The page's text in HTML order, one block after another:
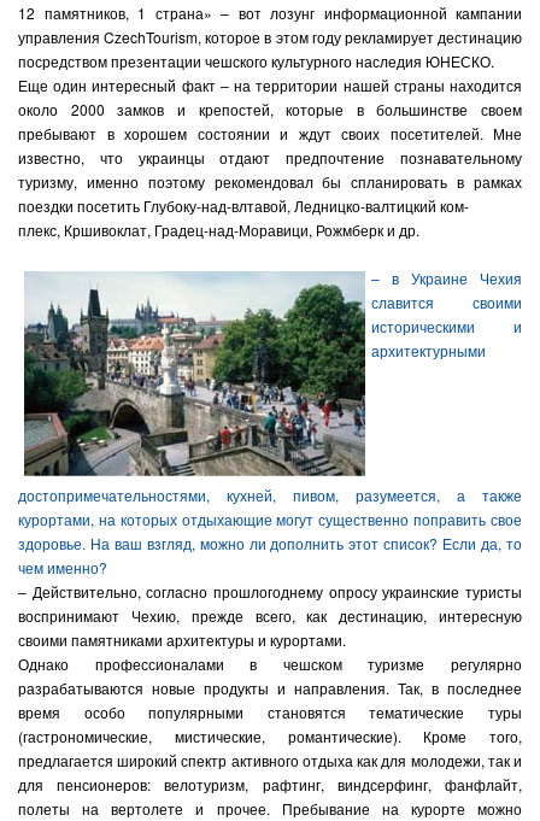
12 памятников, 1 страна» – вот лозунг информационной кампании
управленияCzechTourism, которое в этом году рекламирует дестинацию
посредством презентации чешского культурного наследия ЮНЕСКО.
Еще один интересный факт – на территории нашей страны находится
около 2000 замков и крепостей, которые в большинстве своем
пребывают в хорошем состоянии и ждут своих посетителей. Мне
известно, что украинцы отдают предпочтение познавательному
туризму, именно поэтому рекомендовал бы спланировать в рамках
поездки посетить Глубоку-над-влтавой, Ледницко-валтицкий ком-
плекс, Кршивоклат, Градец-над-Моравици, Рожмберк и др.
– в Украине Чехия
славится своими
историческими и
архитектурными
достопримечательностями, кухней, пивом, разумеется, а также
курортами, на которых отдыхающие могут существенно поправить свое
здоровье. На ваш взгляд, можно ли дополнить этот список? Если да, то
чем именно?
– Действительно, согласно прошлогоднему опросу украинские туристы
воспринимают Чехию, прежде всего, как дестинацию, интересную
своими памятниками архитектуры и курортами.
Однако профессионалами в чешском туризме регулярно
разрабатываются новые продукты и направления. Так, в последнее
время особо популярными становятся тематические туры
(гастрономические, мистические, романтические). Кроме того,
предлагается широкий спектр активного отдыха как для молодежи, так и
для пенсионеров: велотуризм, рафтинг, виндсерфинг, фанфлайт,
полеты на вертолете и прочее. Пребывание на курорте можно